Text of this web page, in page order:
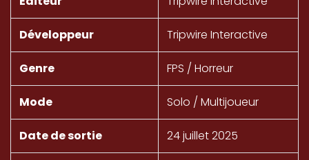
Développeur Tripwire Interactive
Genre FPS / Horreur
Mode Solo / Multijoueur
Date de sortie 24 juillet 2025